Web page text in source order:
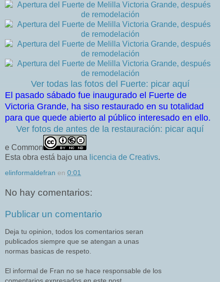
Ver todas las fotos del Fuerte: picar aquí
El pasado sábado fue inaugurado el Fuerte de
Victoria Grande, ha siso restaurado en su totalidad
para que quede abierto al público interesado en ello.
Ver fotos de antes de la restauración: picar aquí
e Common
Esta obra está bajo una licencia de Creativs.
elinformaldefran en 0:01
No hay comentarios:
Publicar un comentario
Deja tu opinion, todos los comentarios seran
publicados siempre que se atengan a unas
normas basicas de respeto.
El informal de Fran no se hace responsable de los